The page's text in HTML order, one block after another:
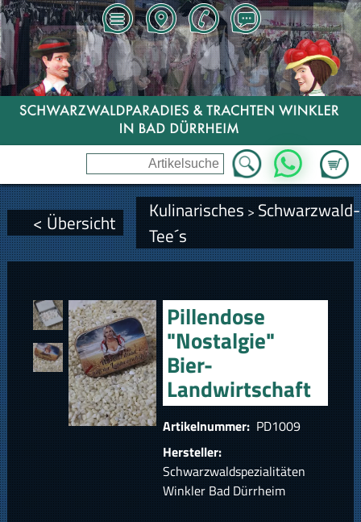
Zum
WhatsApp
< Übersicht Kulinarisches > Schwarzwald-
Tee´s
Pillendose
"Nostalgie"
Bier-
Landwirtschaft
Artikelnummer: PD1009
Hersteller:
Schwarzwaldspezialitäten
Winkler Bad Dürrheim